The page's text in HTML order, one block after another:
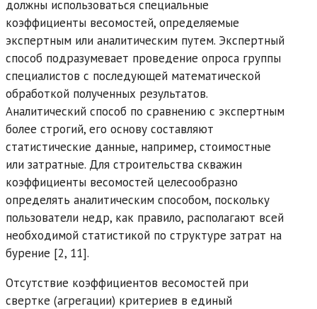
должны использоваться специальные
коэффициенты весомостей, определяемые
экспертным или аналитическим путем. Экспертный
способ подразумевает проведение опроса группы
специалистов с последующей математической
обработкой полученных результатов.
Аналитический способ по сравнению с экспертным
более строгий, его основу составляют
статистические данные, например, стоимостные
или затратные. Для строительства скважин
коэффициенты весомостей целесообразно
определять аналитическим способом, поскольку
пользователи недр, как правило, располагают всей
необходимой статистикой по структуре затрат на
бурение [2, 11].
Отсутствие коэффициентов весомостей при
свертке (агрегации) критериев в единый